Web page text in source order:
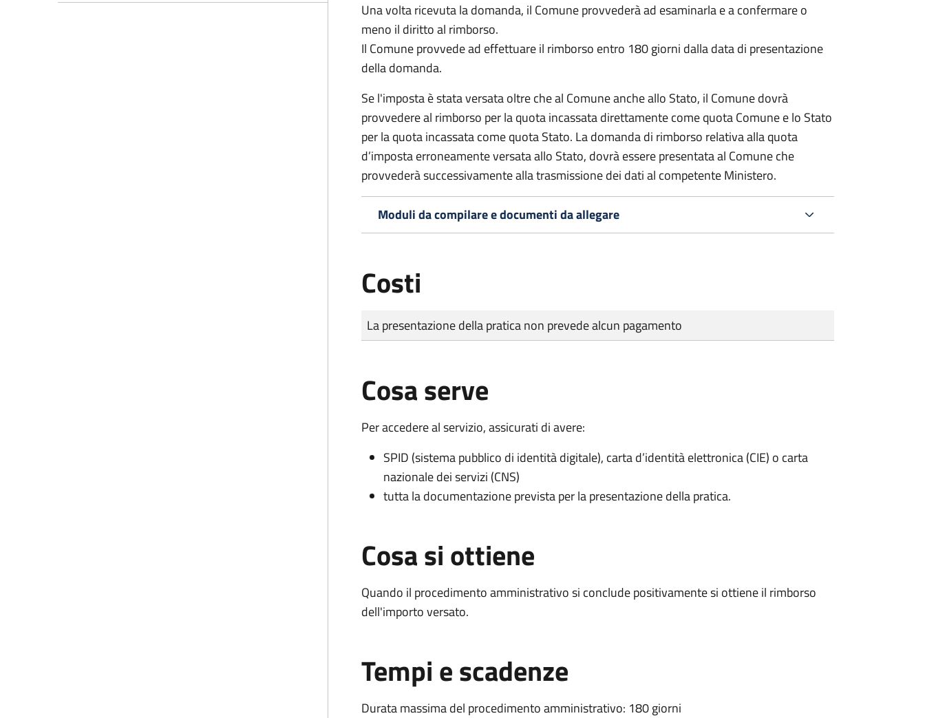
Una volta ricevuta la domanda, il Comune provvederà ad esaminarla e a confermare o
meno il diritto al rimborso.
Il Comune provvede ad effettuare il rimborso entro 180 giorni dalla data di presentazione
della domanda.
Se l'imposta è stata versata oltre che al Comune anche allo Stato, il Comune dovrà
provvedere al rimborso per la quota incassata direttamente come quota Comune e lo Stato
per la quota incassata come quota Stato. La domanda di rimborso relativa alla quota
d’imposta erroneamente versata allo Stato, dovrà essere presentata al Comune che
provvederà successivamente alla trasmissione dei dati al competente Ministero.
Moduli da compilare e documenti da allegare
Costi
Tipo di pagamento
Importo
La presentazione della pratica non prevede alcun pagamento
Cosa serve
Per accedere al servizio, assicurati di avere:
SPID (sistema pubblico di identità digitale), carta d’identità elettronica (CIE) o carta
nazionale dei servizi (CNS)
tutta la documentazione prevista per la presentazione della pratica.
Cosa si ottiene
Quando il procedimento amministrativo si conclude positivamente si ottiene il rimborso
dell'importo versato.
Tempi e scadenze
Durata massima del procedimento amministrativo: 180 giorni